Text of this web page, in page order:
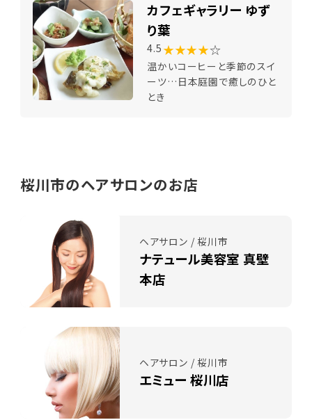
カフェギャラリー ゆず
り葉
4.5 ★★★★☆
温かいコーヒーと季節のスイ
ーツ…日本庭園で癒しのひと
とき
桜川市のヘアサロンのお店
ヘアサロン / 桜川市
ナテュール美容室 真壁
本店
ヘアサロン / 桜川市
エミュー 桜川店